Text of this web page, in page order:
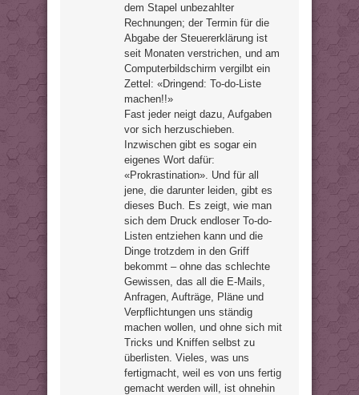
dem Stapel unbezahlter
Rechnungen; der Termin für die
Abgabe der Steuererklärung ist
seit Monaten verstrichen, und am
Computerbildschirm vergilbt ein
Zettel: «Dringend: To-do-Liste
machen!!»
Fast jeder neigt dazu, Aufgaben
vor sich herzuschieben.
Inzwischen gibt es sogar ein
eigenes Wort dafür:
«Prokrastination». Und für all
jene, die darunter leiden, gibt es
dieses Buch. Es zeigt, wie man
sich dem Druck endloser To-do-
Listen entziehen kann und die
Dinge trotzdem in den Griff
bekommt – ohne das schlechte
Gewissen, das all die E-Mails,
Anfragen, Aufträge, Pläne und
Verpflichtungen uns ständig
machen wollen, und ohne sich mit
Tricks und Kniffen selbst zu
überlisten. Vieles, was uns
fertigmacht, weil es von uns fertig
gemacht werden will, ist ohnehin